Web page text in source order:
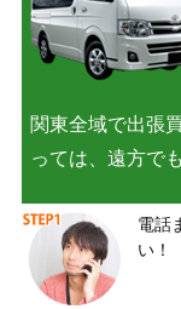
関東全域で出張
っては、遠方で
電話
い！